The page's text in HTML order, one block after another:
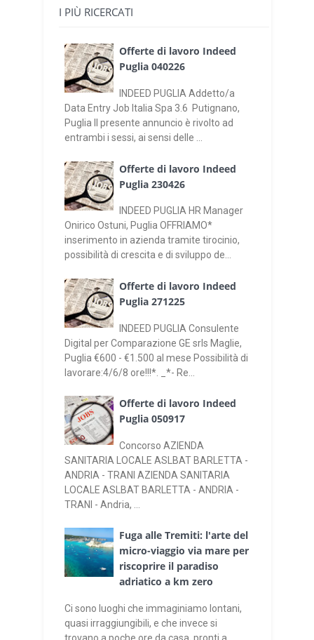
I PIÙ RICERCATI
Offerte di lavoro Indeed
Puglia 040226
INDEED PUGLIA Addetto/a
Data Entry Job Italia Spa 3.6 Putignano,
Puglia Il presente annuncio è rivolto ad
entrambi i sessi, ai sensi delle ...
Offerte di lavoro Indeed
Puglia 230426
INDEED PUGLIA HR Manager
Onirico Ostuni, Puglia OFFRIAMO*
inserimento in azienda tramite tirocinio,
possibilità di crescita e di sviluppo de...
Offerte di lavoro Indeed
Puglia 271225
INDEED PUGLIA Consulente
Digital per Comparazione GE srls Maglie,
Puglia €600 - €1.500 al mese Possibilità di
lavorare:4/6/8 ore!!!*. _*- Re...
Offerte di lavoro Indeed
Puglia 050917
Concorso AZIENDA
SANITARIA LOCALE ASLBAT BARLETTA -
ANDRIA - TRANI AZIENDA SANITARIA
LOCALE ASLBAT BARLETTA - ANDRIA -
TRANI - Andria, ...
Fuga alle Tremiti: l'arte del
micro-viaggio via mare per
riscoprire il paradiso
adriatico a km zero
Ci sono luoghi che immaginiamo lontani,
quasi irraggiungibili, e che invece si